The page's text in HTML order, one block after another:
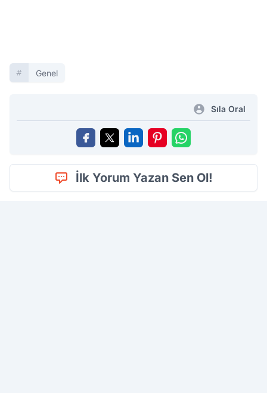
Genel
Sıla Oral
İlk Yorum Yazan Sen Ol!